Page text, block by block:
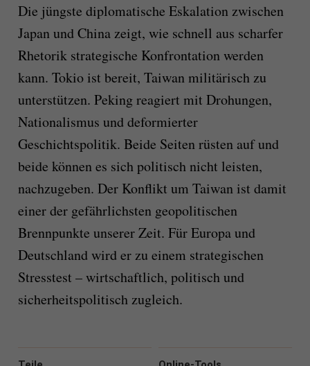
Die jüngste diplomatische Eskalation zwischen
Japan und China zeigt, wie schnell aus scharfer
Rhetorik strategische Konfrontation werden
kann. Tokio ist bereit, Taiwan militärisch zu
unterstützen. Peking reagiert mit Drohungen,
Nationalismus und deformierter
Geschichtspolitik. Beide Seiten rüsten auf und
beide können es sich politisch nicht leisten,
nachzugeben. Der Konflikt um Taiwan ist damit
einer der gefährlichsten geopolitischen
Brennpunkte unserer Zeit. Für Europa und
Deutschland wird er zu einem strategischen
Stresstest – wirtschaftlich, politisch und
sicherheitspolitisch zugleich.